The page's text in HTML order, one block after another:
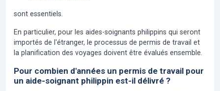
sont essentiels.
En particulier, pour les aides-soignants philippins qui seront
importés de l'étranger, le processus de permis de travail et
la planification des voyages doivent être évalués ensemble.
Pour combien d'années un permis de travail pour
un aide-soignant philippin est-il délivré ?